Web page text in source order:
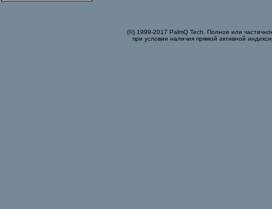
(©) 1999-2017 PalmQ Tech. Полное или
при условии наличия прямой активной